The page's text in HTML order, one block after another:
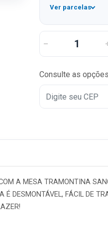
Ver parcelas
1x
4x
5x
10x
Consulte as
A MESA TRAMONTINA
DESMONTÁVEL, FÁCIL DE